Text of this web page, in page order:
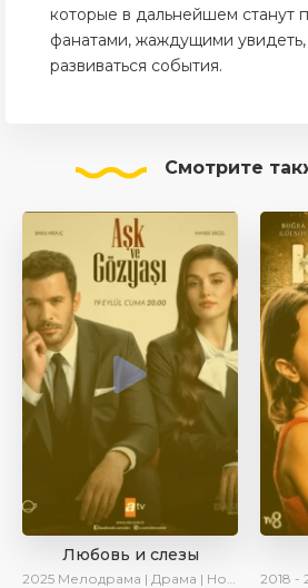
которые в дальнейшем станут
фанатами, жаждущими увидеть,
развиваться события.
Смотрите
Любовь и слезы
2025 Мелодрама | Драма | Новинки | Сериалы 2025 2018 -